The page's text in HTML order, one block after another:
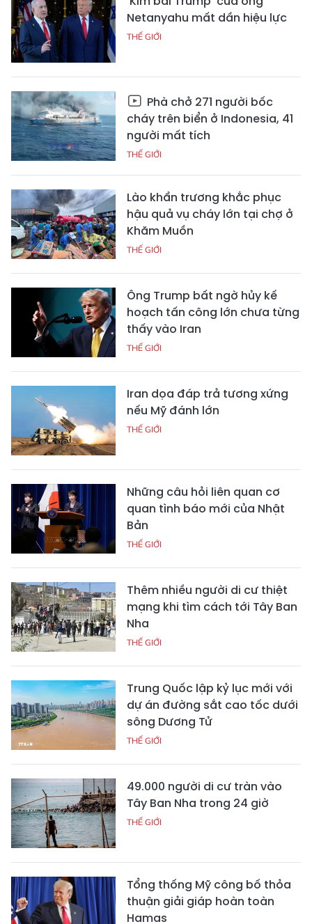
Netanyahu mất dần hiệu lực
THẾ GIỚI
Phà chở 271 người bốc
cháy trên biển ở Indonesia, 41
người mất tích
THẾ GIỚI
Lào khẩn trương khắc phục
hậu quả vụ cháy lớn tại chợ ở
Khăm Muồn
THẾ GIỚI
Ông Trump bất ngờ hủy kế
hoạch tấn công lớn chưa từng
thấy vào Iran
THẾ GIỚI
Iran dọa đáp trả tương xứng
nếu Mỹ đánh lớn
THẾ GIỚI
Những câu hỏi liên quan cơ
quan tình báo mới của Nhật
Bản
THẾ GIỚI
Thêm nhiều người di cư thiệt
mạng khi tìm cách tới Tây Ban
Nha
THẾ GIỚI
Trung Quốc lập kỷ lục mới với
dự án đường sắt cao tốc dưới
sông Dương Tử
THẾ GIỚI
49.000 người di cư tràn vào
Tây Ban Nha trong 24 giờ
THẾ GIỚI
Tổng thống Mỹ công bố thỏa
thuận giải giáp hoàn toàn
Hamas